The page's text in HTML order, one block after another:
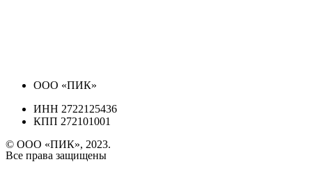
ООО «ПИК»
ИНН 2722125436
КПП 272101001
© ООО «ПИК», 2023.
Все права защищены